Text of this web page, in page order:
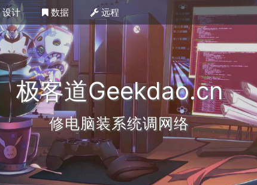
设计 数据 远程
极客道Geekdao.cn
修电脑装系统调网络